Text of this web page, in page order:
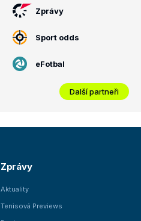
Zprávy
Sport odds
eFotbal
Další partneři
Zprávy
Aktuality
Tenisová Previews